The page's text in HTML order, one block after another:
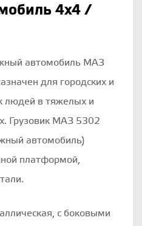
4х4 /
автомобиль МАЗ
для городских и
людей в тяжелых и
Грузовик МАЗ 5302
автомобиль)
платформой,
с боковыми